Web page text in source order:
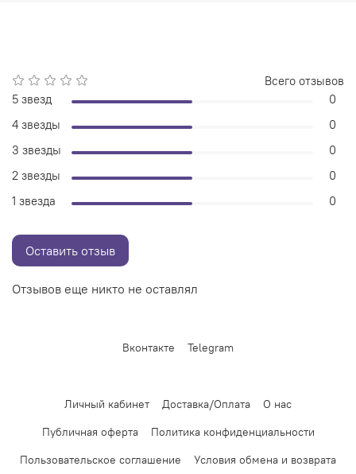
Отзывов еще никто не оставлял
Всего отзывов
5 звезд
0
4 звезды
0
3 звезды
0
2 звезды
0
1 звезда
0
Оставить отзыв
Вконтакте Telegram
Личный кабинет Доставка/Оплата
О нас
Публичная оферта
Политика конфиденциальности
Пользовательское соглашение
Условия обмена и возврата